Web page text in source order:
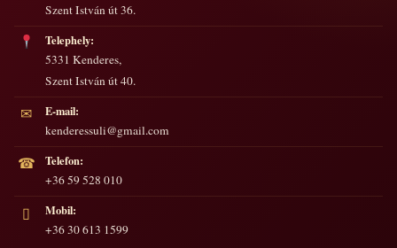
Szent István út 36.
Telephely:
5331 Kenderes,
Szent István út 40.
✉
E-mail:
kenderessuli@gmail.com
☎
Telefon:
+36 59 528 010
▯
Mobil:
+36 30 613 1599